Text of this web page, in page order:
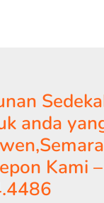
anda
Kami –